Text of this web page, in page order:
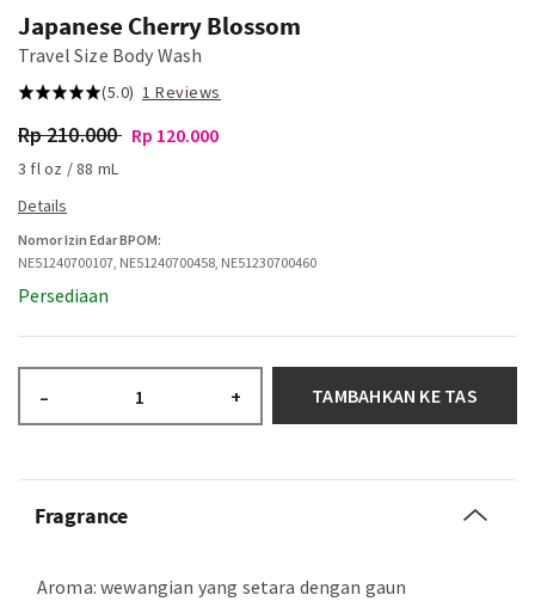
Japanese Cherry Blossom
Travel Size Body Wash
(5.0) 1 Reviews
Rp 210.000 Rp 120.000
3 fl oz / 88 mL
Nomor Izin Edar BPOM:
NE51240700107, NE51240700458, NE51230700460
Persediaan
– + TAMBAHKAN KE TAS
Fragrance
Aroma: wewangian yang setara dengan gaun